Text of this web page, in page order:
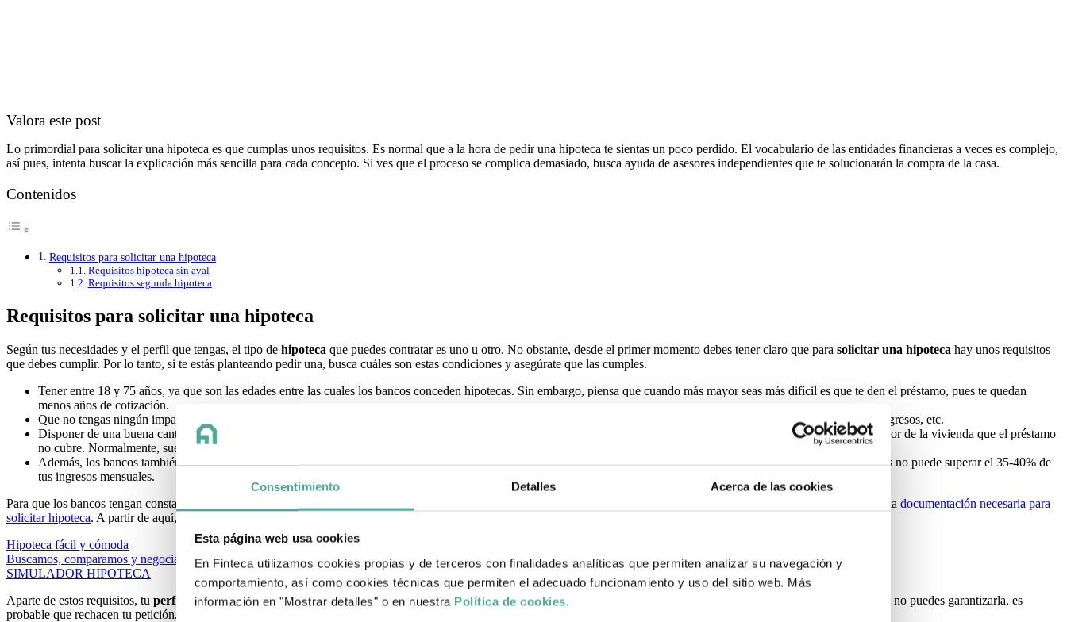
Consentimiento Detalles Acerca de las cookies
Esta página web usa cookies
En Finteca utilizamos cookies propias y de terceros con finalidades analíticas que permiten analizar su navegación y
comportamiento, así como cookies técnicas que permiten el adecuado funcionamiento y uso del sitio web. Más
información en "Mostrar detalles" o en nuestra Política de cookies.
Valora este post
Lo primordial para solicitar una hipoteca es que cumplas unos requisitos. Es normal que a la hora de pedir una hipoteca te sientas un poco perdido. El vocabulario de las entidades financieras a veces es complejo,
así pues, intenta buscar la explicación más sencilla para cada concepto. Si ves que el proceso se complica demasiado, busca ayuda de asesores independientes que te solucionarán la compra de la casa.
Contenidos
Requisitos para solicitar una hipoteca
Requisitos hipoteca sin aval
Requisitos segunda hipoteca
Requisitos para solicitar una hipoteca
Según tus necesidades y el perfil que tengas, el tipo de hipoteca que puedes contratar es uno u otro. No obstante, desde el primer momento debes tener claro que para solicitar una hipoteca hay unos requisitos
que debes cumplir. Por lo tanto, si te estás planteando pedir una, busca cuáles son estas condiciones y asegúrate que las cumples.
Tener entre 18 y 75 años, ya que son las edades entre las cuales los bancos conceden hipotecas. Sin embargo, piensa que cuando más mayor seas más difícil es que te den el préstamo, pues te quedan
menos años de cotización.
Que no tengas ningún impago y constes en la lista de morosos o
. Piensa que las entidades estudian tu perfil y miran tus gastos fijos, tus ingresos, etc.
Disponer de una buena cantidad de ahorros. Las
, por esto debes tener un dinero para cubrir ese porcentaje del valor de la vivienda que el préstamo
no cubre. Normalmente, suelen dar hasta el 80%.
Además, los bancos también miran si tienes otrospréstamos, como por ejemplo para el coche, estudios, etc. Piensa que la cuota a pagar entre la hipoteca y otros préstamos no puede superar el 35-40% de
tus ingresos mensuales.
Para que los bancos tengan constancia de tus ingresos, gastos, rentas, etc., debes presentar unos documentos cuya información se incluirá en tu Expediente Hipotecario con toda la documentación necesaria para
solicitar hipoteca. A partir de aquí, mirarán si tu caso es viable o no.
Hipoteca fácil y cómoda
Buscamos, comparamos y negociamos con los bancos para conseguir tu mejor hipoteca. Entra en nuestro simulador, déjanos tus datos y despreocúpate de tu hipoteca
SIMULADOR HIPOTECA
Aparte de estos requisitos, tu perfil profesionalinfluye de manera muy directa en si te conceden o no la hipoteca. Piensa que los bancos buscan
y que, si no puedes garantizarla, es
probable que rechacen tu petición, o te pidan otras formas de garantizar el pago (ej. aval).